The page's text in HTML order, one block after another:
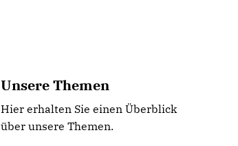
Unsere Themen
Hier erhalten Sie einen Überblick
über unsere Themen.